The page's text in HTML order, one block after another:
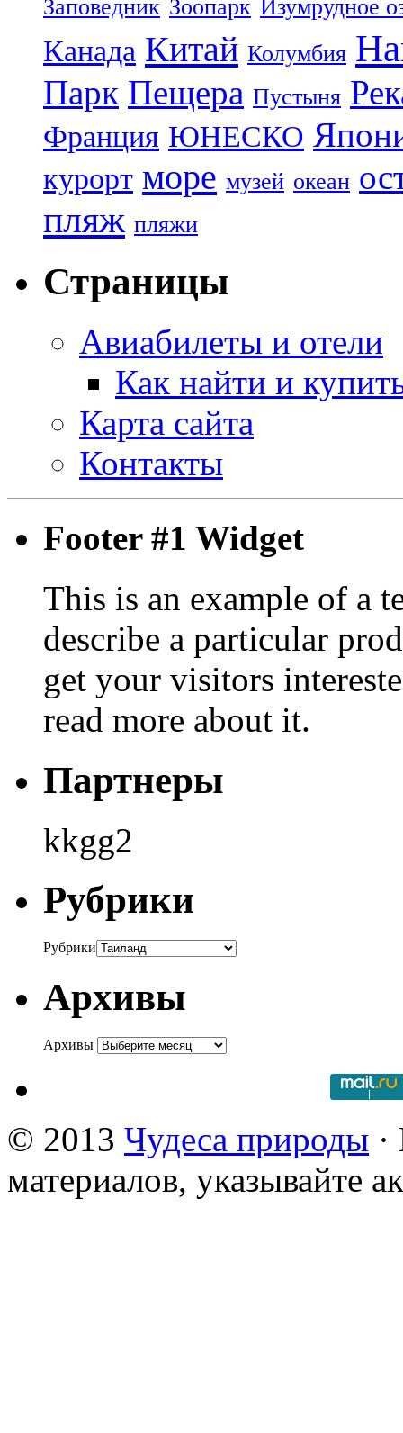
Заповедник Зоопарк Изумрудное
Канада Китай Колумбия
Парк Пещера Пустыня
Франция ЮНЕСКО
курорт море музей океан
пляж пляжи
Страницы
Авиабилеты и отели
Как найти и
Карта сайта
Контакты
Footer #1 Widget
This is an example of a
describe a particular
get your visitors
read more about it.
Партнеры
kkgg2
Рубрики
Рубрики
Архивы
Архивы
© 2013 Чудеса природы
материалов, указывайте